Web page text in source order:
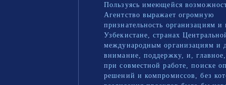
Пользуясь имеющейся
Агентство выражает огромную
признательность организациям и
Узбекистане, странах
международным организациям и
внимание, поддержку, и,
при совместной работе, поиске
решений и компромиссов, без